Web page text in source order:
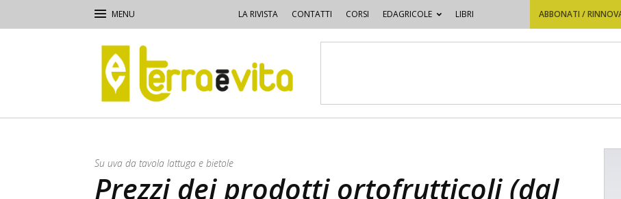
LA RIVISTA CONTATTI CORSI EDAGRICOLE LIBRI ABBONATI /
Terra
e
Vita
Su uva da tavola lattuga e bietole
Prezzi dei prodotti ortofrutticoli (dal